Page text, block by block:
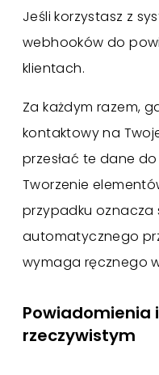
Jeśli korzystasz z
webhooków do
klientach.
Za każdym razem,
kontaktowy na
przesłać te dane
Tworzenie
przypadku oznacza
automatycznego
wymaga ręcznego
Powiadomienia
rzeczywistym